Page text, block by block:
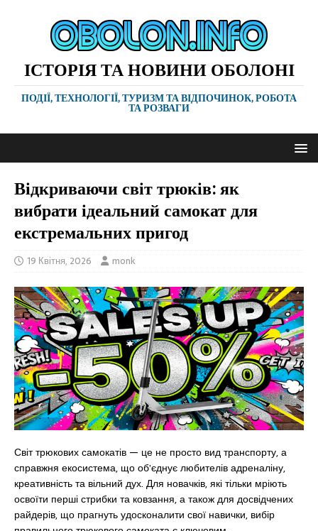
ІСТОРІЯ ТА НОВИНИ ОБОЛОНІ
ПОДІЇ, ТЕХНОЛОГІЇ, ТУРИЗМ ТА ВІДПОЧИНОК, РОБОТА
ТА РОЗВАГИ
Відкриваючи світ трюків: як
вибрати ідеальний самокат для
екстремальних пригод
19 Квітня, 2026 monk
Світ трюкових самокатів — це не просто вид транспорту, а
справжня екосистема, що об’єднує любителів адреналіну,
креативність та вільний дух. Для новачків, які тільки мріють
освоїти перші стрибки та ковзання, а також для досвідчених
райдерів, що прагнуть удосконалити свої навички, вибір